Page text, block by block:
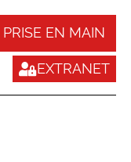
PRISE EN MAIN
EXTRANET